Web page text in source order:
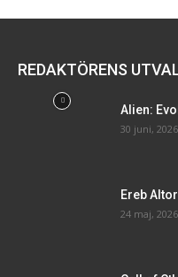
REDAKTÖRENS
Alien:
30 juni, 2026
Ereb
24 maj, 2026